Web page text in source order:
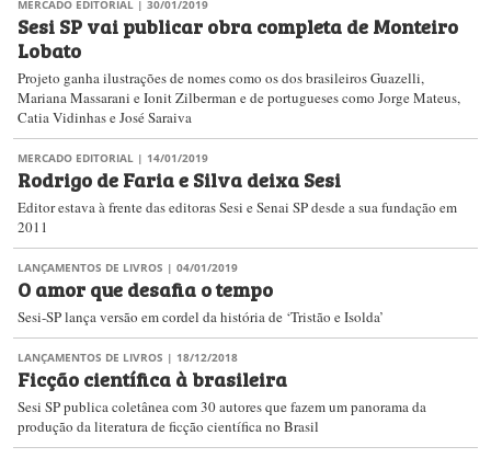
MERCADO EDITORIAL | 30/01/2019
Sesi SP vai publicar obra completa de Monteiro
Lobato
Projeto ganha ilustrações de nomes como os dos brasileiros Guazelli,
Mariana Massarani e Ionit Zilberman e de portugueses como Jorge Mateus,
Catia Vidinhas e José Saraiva
MERCADO EDITORIAL | 14/01/2019
Rodrigo de Faria e Silva deixa Sesi
Editor estava à frente das editoras Sesi e Senai SP desde a sua fundação em
2011
LANÇAMENTOS DE LIVROS | 04/01/2019
O amor que desafia o tempo
Sesi-SP lança versão em cordel da história de ‘Tristão e Isolda’
LANÇAMENTOS DE LIVROS | 18/12/2018
Ficção científica à brasileira
Sesi SP publica coletânea com 30 autores que fazem um panorama da
produção da literatura de ficção científica no Brasil